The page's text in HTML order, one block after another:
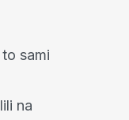
sami
na